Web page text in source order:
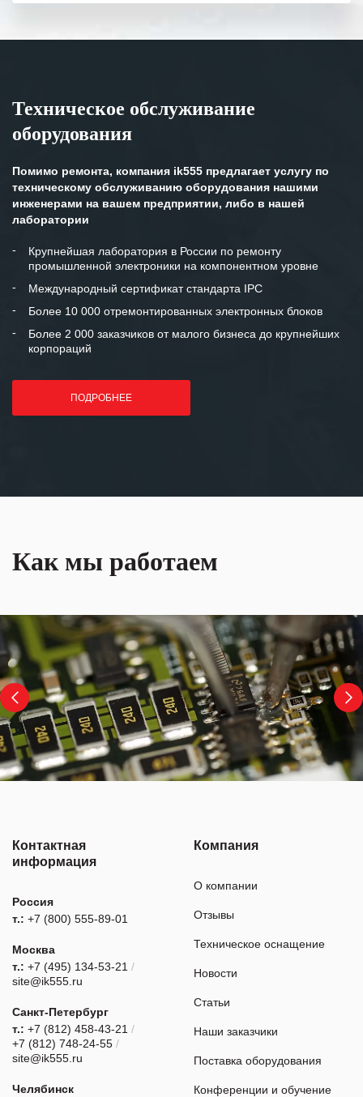
Особенно хочется отметить высокую
клиентоориентированность
готовность помочь в самых сложных
и доверительные партнерские
отношения и искренне желаем
«Инженерной компании «555» долгих
Техническое обслуживание
оборудования
Помимо ремонта, компания ik555 предлагает услугу по
техническому обслуживанию оборудования нашими
инженерами на вашем предприятии, либо в нашей
лаборатории
Крупнейшая лаборатория в России по ремонту
промышленной электроники на компонентном уровне
Международный сертификат стандарта IPC
Более 10 000 отремонтированных электронных блоков
Более 2 000 заказчиков от малого бизнеса до крупнейших
корпораций
ПОДРОБНЕЕ
Как мы работаем
Контактная
информация
Россия
т.: +7 (800) 555-89-01
Москва
т.: +7 (495) 134-53-21 /
site@ik555.ru
Санкт-Петербург
т.: +7 (812) 458-43-21 /
+7 (812) 748-24-55 /
site@ik555.ru
Челябинск
Компания
О компании
Отзывы
Техническое оснащение
Новости
Статьи
Наши заказчики
Поставка оборудования
Конференции и обучение